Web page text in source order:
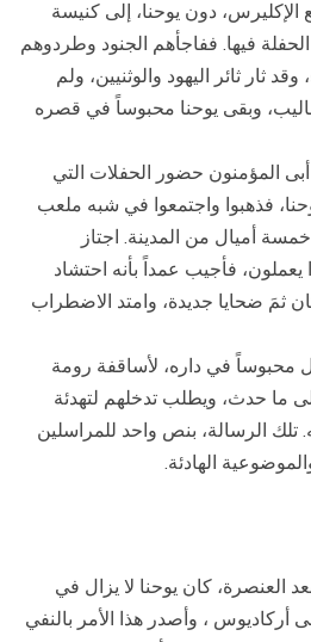
دون يوحنا، إلى كنيسة
فيها. ففاجأهم الجنود وطردوهم
ثار ثائر اليهود والوثنيين، ولم
وبقى يوحنا محبوساً في قصره
المؤمنون حضور الحفلات التي
فذهبوا واجتمعوا في شبه ملعب
أميال من المدينة. اجتاز
فأجيب عمداً بأنه احتشاد
ثمَ ضحايا جديدة، وامتد الاضطراب
محبوساً في داره، لأساقفة رومة
ما حدث، ويطلب تدخلهم لتهدئة
الرسالة، بنص واحد للمراسلين
الهادئة.
الخميس بعد العنصرة، كان يوحنا لا يزال في
، وأصدر هذا الأمر بالنفي